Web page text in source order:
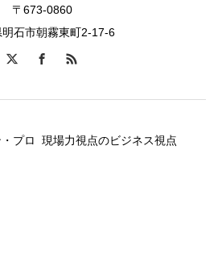
〒673-0860
明石市朝霧東町2-17-6
プロ
現場力視点のビジネス視点